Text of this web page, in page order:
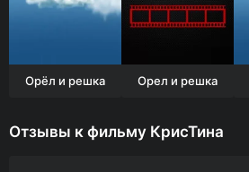
Орёл и решка Орел и решка
Отзывы к фильму КрисТина